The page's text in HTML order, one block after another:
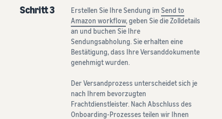
Schritt 3 Erstellen Sie Ihre Sendung imSend to
Amazon workflow, geben Sie die Zolldetails
an und buchen Sie Ihre
Sendungsabholung. Sie erhalten eine
Bestätigung, dass Ihre Versanddokumente
genehmigt wurden.
Der Versandprozess unterscheidet sich je
nach Ihrem bevorzugten
Frachtdienstleister. Nach Abschluss des
Onboarding-Prozesses teilen wir Ihnen